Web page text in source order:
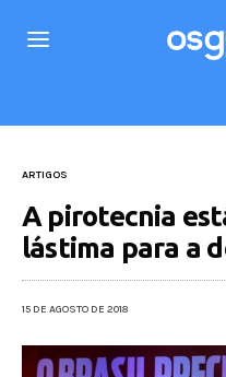
ARTIGOS
A pirotecnia
lástima para a
15 DE AGOSTO DE 2018